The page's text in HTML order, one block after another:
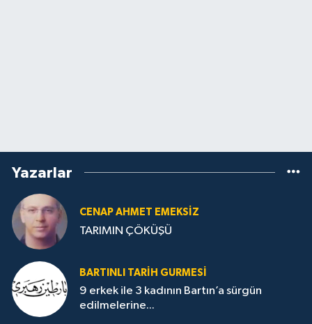
Yazarlar
CENAP AHMET EMEKSİZ
TARIMIN ÇÖKÜŞÜ
BARTINLI TARIH GURMESI
9 erkek ile 3 kadının Bartın’a sürgün
edilmelerine...